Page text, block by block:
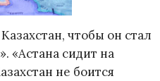
чтобы он стал
«Астана сидит на
не боится